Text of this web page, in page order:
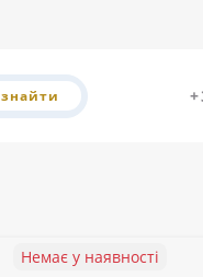
знайти
Немає у наявності